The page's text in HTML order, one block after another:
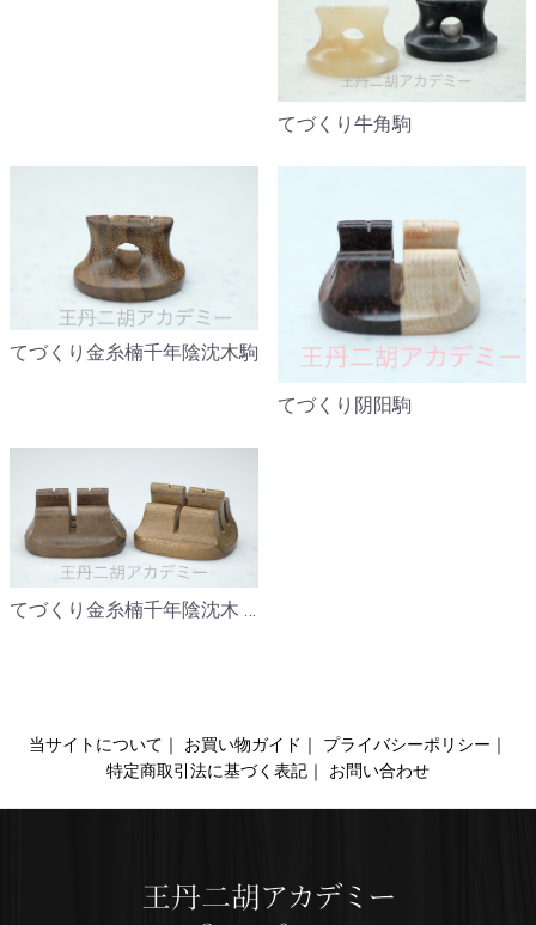
てづくり牛角駒
てづくり金糸楠千年陰沈木駒
てづくり阴阳駒
てづくり金糸楠千年陰沈木 振動駒
当サイトについて｜ お買い物ガイド｜
プライバシーポリシー｜
特定商取引法に基づく表記｜
お問い合わせ